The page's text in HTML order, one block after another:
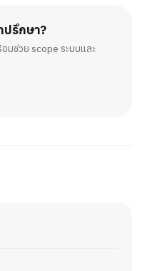
ปรึกษา?
มช่วย scope ระบบและ